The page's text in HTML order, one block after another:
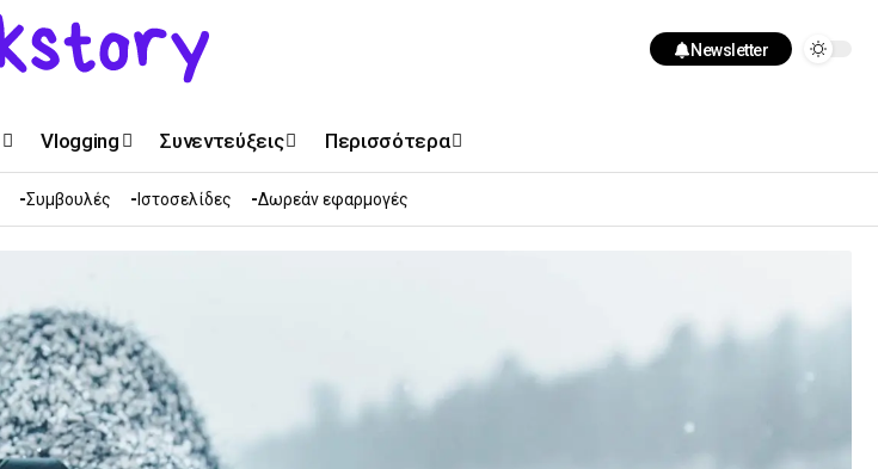
Newsletter
Vlogging Συνεντεύξεις Περισσότερα
Συμβουλές Ιστοσελίδες Δωρεάν εφαρμογές